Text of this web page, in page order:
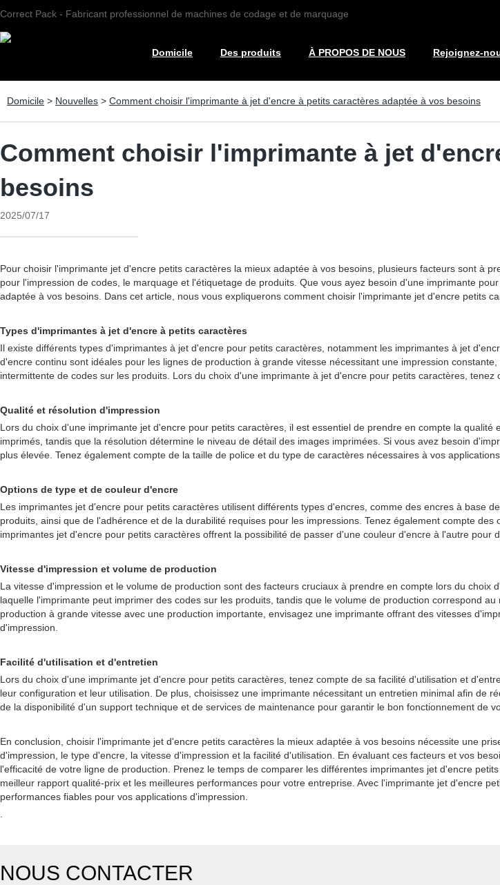
Correct Pack - Fabricant professionnel de machines de codage et de marquage
Domicile Des produits À PROPOS DE NOUS Rejoignez-
Domicile > Nouvelles > Comment choisir l'imprimante à jet d'encre à petits caractères adaptée à vos besoins
Comment choisir l'imprimante à jet
besoins
2025/07/17
Pour choisir l'imprimante jet d'encre petits caractères la mieux adaptée à vos besoins, plusieurs facteurs sont à
pour l'impression de codes, le marquage et l'étiquetage de produits. Que vous ayez besoin d'une imprimante
adaptée à vos besoins. Dans cet article, nous vous expliquerons comment choisir l'imprimante jet d'encre petits
Types d'imprimantes à jet d'encre à petits caractères
Il existe différents types d'imprimantes à jet d'encre pour petits caractères, notamment les imprimantes à jet
d'encre continu sont idéales pour les lignes de production à grande vitesse nécessitant une impression
intermittente de codes sur les produits. Lors du choix d'une imprimante à jet d'encre pour petits caractères,
Qualité et résolution d'impression
Lors du choix d'une imprimante jet d'encre pour petits caractères, il est essentiel de prendre en compte la
imprimés, tandis que la résolution détermine le niveau de détail des images imprimées. Si vous avez besoin
plus élevée. Tenez également compte de la taille de police et du type de caractères nécessaires à vos
Options de type et de couleur d'encre
Les imprimantes jet d'encre pour petits caractères utilisent différents types d'encres, comme des encres à base
produits, ainsi que de l'adhérence et de la durabilité requises pour les impressions. Tenez également compte
imprimantes jet d'encre pour petits caractères offrent la possibilité de passer d'une couleur d'encre à l'autre pour
Vitesse d'impression et volume de production
La vitesse d'impression et le volume de production sont des facteurs cruciaux à prendre en compte lors du
laquelle l'imprimante peut imprimer des codes sur les produits, tandis que le volume de production correspond
production à grande vitesse avec une production importante, envisagez une imprimante offrant des vitesses
d'impression.
Facilité d'utilisation et d'entretien
Lors du choix d'une imprimante jet d'encre pour petits caractères, tenez compte de sa facilité d'utilisation et
leur configuration et leur utilisation. De plus, choisissez une imprimante nécessitant un entretien minimal afin
de la disponibilité d'un support technique et de services de maintenance pour garantir le bon fonctionnement de
En conclusion, choisir l'imprimante jet d'encre petits caractères la mieux adaptée à vos besoins nécessite une
d'impression, le type d'encre, la vitesse d'impression et la facilité d'utilisation. En évaluant ces facteurs et vos
l'efficacité de votre ligne de production. Prenez le temps de comparer les différentes imprimantes jet d'encre
meilleur rapport qualité-prix et les meilleures performances pour votre entreprise. Avec l'imprimante jet d'encre
performances fiables pour vos applications d'impression.
NOUS CONTACTER